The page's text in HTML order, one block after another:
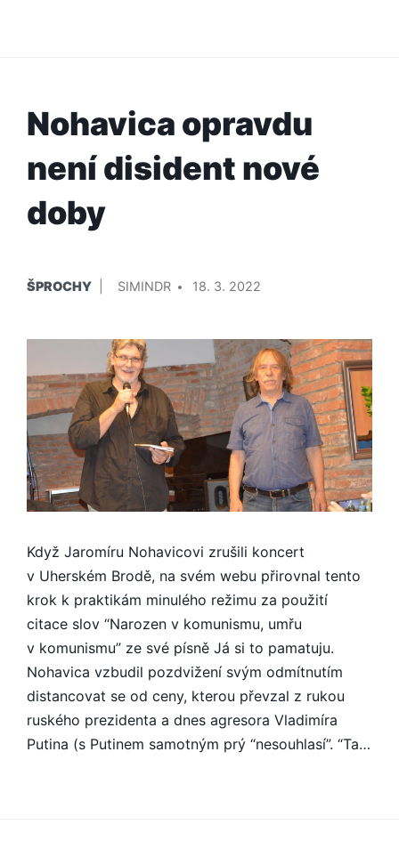
Nohavica opravdu
není disident nové
doby
V
ŠPROCHY
SIMINDR
18. 3. 2022
Když Jaromíru Nohavicovi zrušili koncert
v Uherském Brodě, na svém webu přirovnal tento
krok k praktikám minulého režimu za použití
citace slov “Narozen v komunismu, umřu
v komunismu” ze své písně Já si to pamatuju.
Nohavica vzbudil pozdvižení svým odmítnutím
distancovat se od ceny, kterou převzal z rukou
ruského prezidenta a dnes agresora Vladimíra
Putina (s Putinem samotným prý “nesouhlasí”. “Ta…